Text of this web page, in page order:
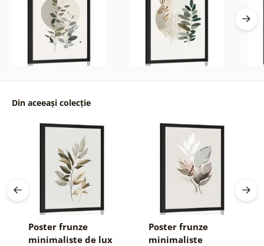
Din aceeași colecție
Poster frunze
minimaliste de lux
Poster frunze
minimaliste